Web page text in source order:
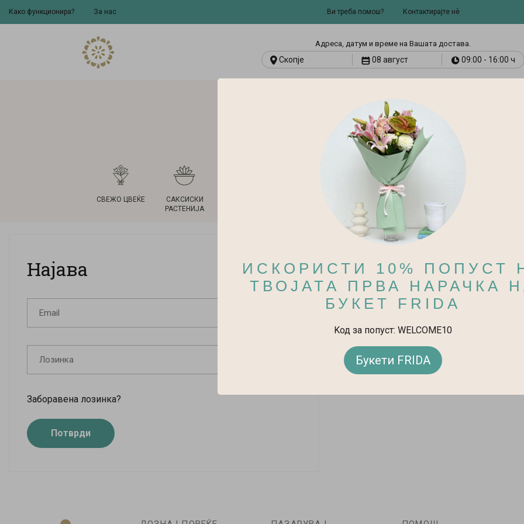
Како функционира? За нас Ви треба помош? Контактирајте нѐ
Адресa, датум и време на Вашата достава.
Скопје 08 август 09:00 - 16:00 ч
СВЕЖО ЦВЕЌЕ
САКСИСКИ
РАСТЕНИЈА
ТЕКСТИЛНИ
ПРОИЗВОДИ
ТЕРАПИЈА
Најава
Заборавена лозинка?
Потврди
Регистрација
ИСКОРИСТИ 10% ПОПУСТ
ТВОЈАТА ПРВА НАРАЧКА
БУКЕТ FRIDA
Kод за попуст: WELCOME10
Букети FRIDA